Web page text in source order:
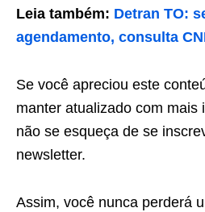
Leia também: Detran TO:
agendamento, consulta
Se você apreciou este
manter atualizado com mais
não se esqueça de se
newsletter.
Assim, você nunca perderá